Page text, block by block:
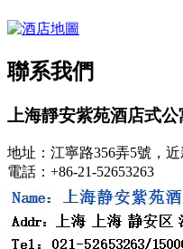
聯系我們
上海靜安紫苑酒店式公
地址：江寧路356弄5號，
電話：+86-21-52653263